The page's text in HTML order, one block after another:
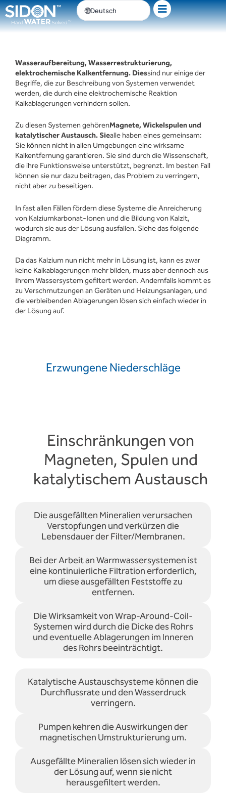
Zum
Inhalt
springen
Deutsch
Wasseraufbereitung, Wasserrestrukturierung,
elektrochemische Kalkentfernung. Diessind nur einige der
Begriffe, die zur Beschreibung von Systemen verwendet
werden, die durch eine elektrochemische Reaktion
Kalkablagerungen verhindern sollen.
Zu diesen Systemen gehörenMagnete, Wickelspulen und
katalytischer Austausch. Siealle haben eines gemeinsam:
Sie können nicht in allen Umgebungen eine wirksame
Kalkentfernung garantieren. Sie sind durch die Wissenschaft,
die ihre Funktionsweise unterstützt, begrenzt. Im besten Fall
können sie nur dazu beitragen, das Problem zu verringern,
nicht aber zu beseitigen.
In fast allen Fällen fördern diese Systeme die Anreicherung
von Kalziumkarbonat-Ionen und die Bildung von Kalzit,
wodurch sie aus der Lösung ausfallen. Siehe das folgende
Diagramm.
Da das Kalzium nun nicht mehr in Lösung ist, kann es zwar
keine Kalkablagerungen mehr bilden, muss aber dennoch aus
Ihrem Wassersystem gefiltert werden. Andernfalls kommt es
zu Verschmutzungen an Geräten und Heizungsanlagen, und
die verbleibenden Ablagerungen lösen sich einfach wieder in
der Lösung auf.
Erzwungene Niederschläge
Einschränkungen von
Magneten, Spulen und
katalytischem Austausch
Die ausgefällten Mineralien verursachen
Verstopfungen und verkürzen die
Lebensdauer der Filter/Membranen.
Bei der Arbeit an Warmwassersystemen ist
eine kontinuierliche Filtration erforderlich,
um diese ausgefällten Feststoffe zu
entfernen.
Die Wirksamkeit von Wrap-Around-Coil-
Systemen wird durch die Dicke des Rohrs
und eventuelle Ablagerungen im Inneren
des Rohrs beeinträchtigt.
Katalytische Austauschsysteme können die
Durchflussrate und den Wasserdruck
verringern.
Pumpen kehren die Auswirkungen der
magnetischen Umstrukturierung um.
Ausgefällte Mineralien lösen sich wieder in
der Lösung auf, wenn sie nicht
herausgefiltert werden.